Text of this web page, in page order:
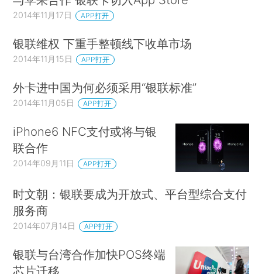
2014年11月17日 APP打开
银联维权 下重手整顿线下收单市场
2014年11月15日 APP打开
外卡进中国为何必须采用“银联标准”
2014年11月05日 APP打开
iPhone6 NFC支付或将与银
联合作
2014年09月11日 APP打开
时文朝：银联要成为开放式、平台型综合支付
服务商
2014年07月14日 APP打开
银联与台湾合作加快POS终端
芯片迁移